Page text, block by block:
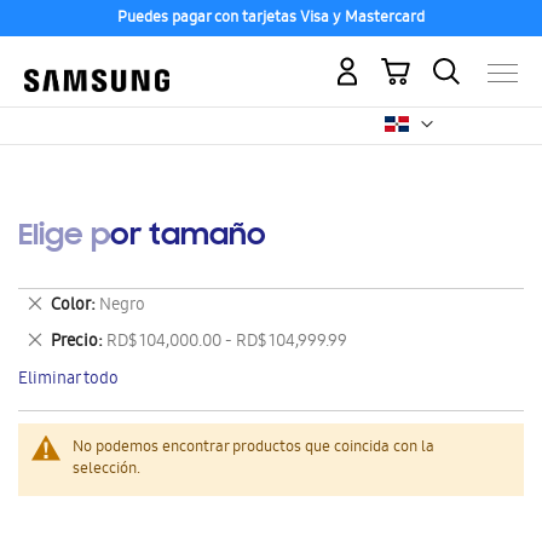
Puedes pagar con tarjetas Visa y Mastercard
Mi carrito
Elige por tamaño
No podemos encontrar productos que coincida con la
selección.
Color Negro
Eliminar
este
artículo
Precio RD$ 104,000.00 - RD$ 104,999.99
Eliminar
este
artículo
Eliminar todo